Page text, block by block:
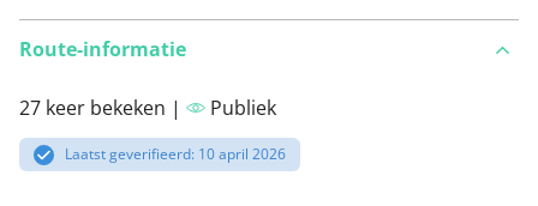
Route-informatie
27 keer bekeken | Publiek
Laatst geverifieerd: 10 april 2026